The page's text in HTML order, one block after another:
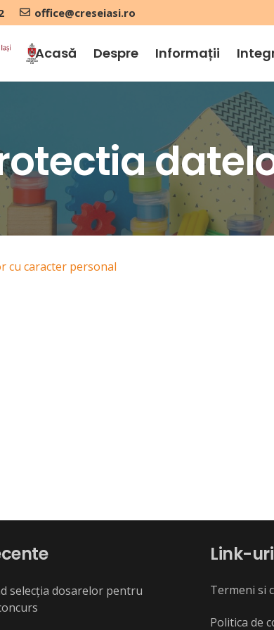
office@creseiasi.ro
Acasă Despre Informații
cu caracter personal
selecția dosarelor pentru
Link-
Termeni si
Politica de